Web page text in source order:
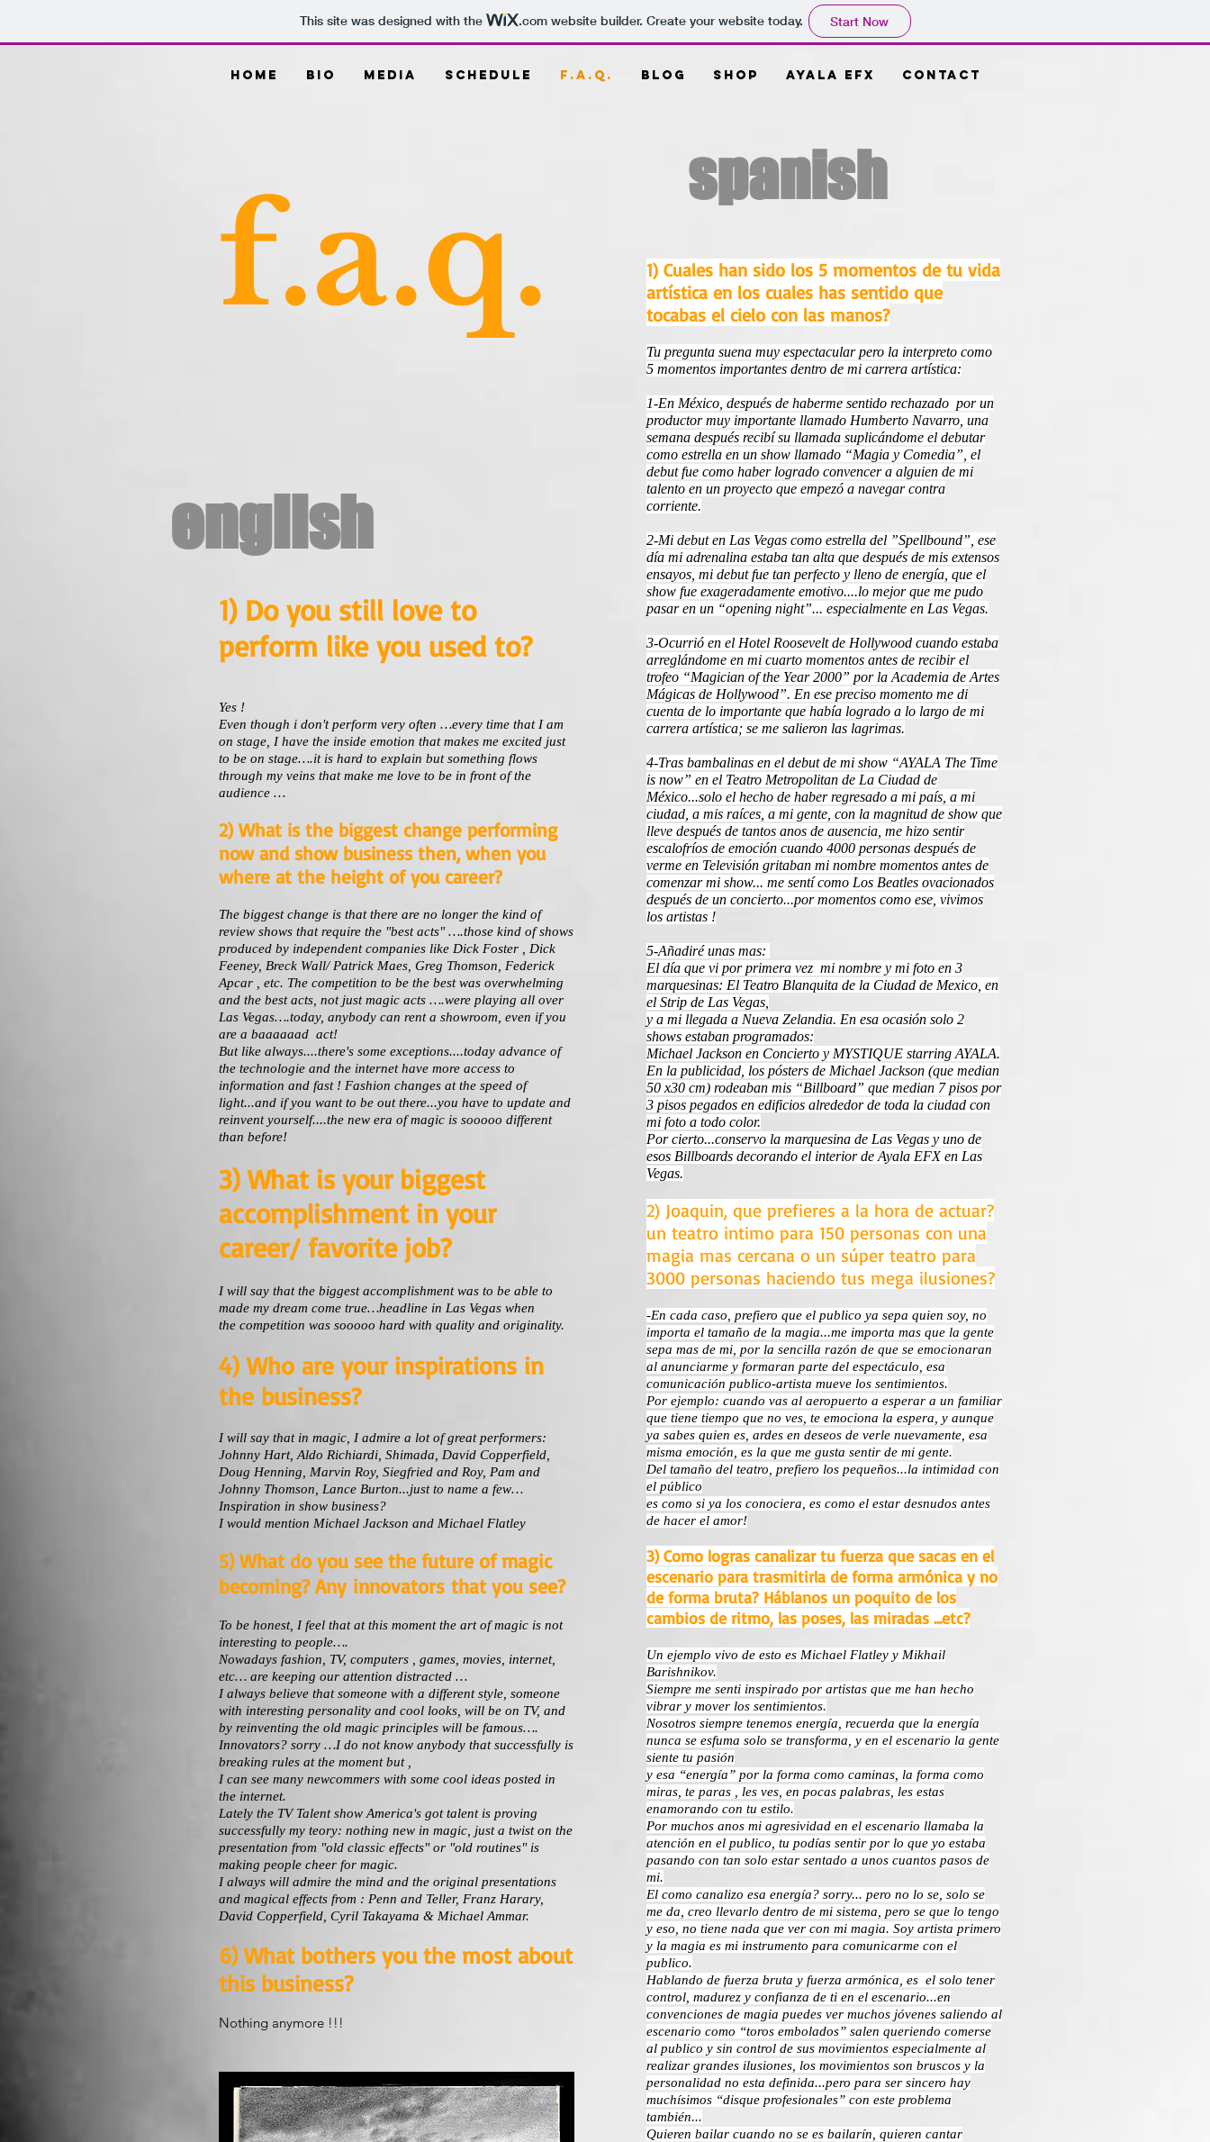
This site was designed with the .comwebsite builder. Create your website today. Start Now
Home Bio Media Schedule F.A.Q. Blog Shop Ayala EFX Contact
f.a.q.
english
1) Do you still love to
perform like you used to?
Yes !
Even though i don't perform very often …every time that I am
on stage, I have the inside emotion that makes me excited just
to be on stage….it is hard to explain but something flows
through my veins that make me love to be in front of the
audience …
2) What is the biggest change performing
now and show business then, when you
where at the height of you career?
The biggest change is that there are no longer the kind of
review shows that require the "best acts" ….those kind of shows
produced by independent companies like Dick Foster , Dick
Feeney, Breck Wall/ Patrick Maes, Greg Thomson, Federick
Apcar , etc. The competition to be the best was overwhelming
and the best acts, not just magic acts ….were playing all over
Las Vegas….today, anybody can rent a showroom, even if you
are a baaaaaad act!
But like always....there's some exceptions....today advance of
the technologie and the internet have more access to
information and fast ! Fashion changes at the speed of
light...and if you want to be out there...you have to update and
reinvent yourself....the new era of magic is sooooo different
than before!
3) What is your biggest
accomplishment in your
career/ favorite job?
I will say that the biggest accomplishment was to be able to
made my dream come true…headline in Las Vegas when
the competition was sooooo hard with quality and originality.
4) Who are your inspirations in
the business?
I will say that in magic, I admire a lot of great performers:
Johnny Hart, Aldo Richiardi, Shimada, David Copperfield,
Doug Henning, Marvin Roy, Siegfried and Roy, Pam and
Johnny Thomson, Lance Burton...just to name a few…
Inspiration in show business?
I would mention Michael Jackson and Michael Flatley
5) What do you see the future of magic
becoming? Any innovators that you see?
To be honest, I feel that at this moment the art of magic is not
interesting to people….
Nowadays fashion, TV, computers , games, movies, internet,
etc… are keeping our attention distracted …
I always believe that someone with a different style, someone
with interesting personality and cool looks, will be on TV, and
by reinventing the old magic principles will be famous….
Innovators? sorry …I do not know anybody that successfully is
breaking rules at the moment but ,
I can see many newcommers with some cool ideas posted in
the internet.
Lately the TV Talent show America's got talent is proving
successfully my teory: nothing new in magic, just a twist on the
presentation from "old classic effects" or "old routines" is
making people cheer for magic.
I always will admire the mind and the original presentations
and magical effects from : Penn and Teller, Franz Harary,
David Copperfield, Cyril Takayama & Michael Ammar.
6) What bothers you the most about
this business?
Nothing anymore !!!
spanish
1) Cuales han sido los 5 momentos de tu vida
artística en los cuales has sentido que
tocabas el cielo con las manos?
Tu pregunta suena muy espectacular pero la interpreto como
5 momentos importantes dentro de mi carrera artística:
1-En México, después de haberme sentido rechazado por un
productor muy importante llamado Humberto Navarro, una
semana después recibí su llamada suplicándome el debutar
como estrella en un show llamado “Magia y Comedia”, el
debut fue como haber logrado convencer a alguien de mi
talento en un proyecto que empezó a navegar contra
corriente.
2-Mi debut en Las Vegas como estrella del ”Spellbound”, ese
día mi adrenalina estaba tan alta que después de mis extensos
ensayos, mi debut fue tan perfecto y lleno de energía, que el
show fue exageradamente emotivo....lo mejor que me pudo
pasar en un “opening night”... especialmente en Las Vegas.
3-Ocurrió en el Hotel Roosevelt de Hollywood cuando estaba
arreglándome en mi cuarto momentos antes de recibir el
trofeo “Magician of the Year 2000” por la Academia de Artes
Mágicas de Hollywood”. En ese preciso momento me di
cuenta de lo importante que había logrado a lo largo de mi
carrera artística; se me salieron las lagrimas.
4-Tras bambalinas en el debut de mi show “AYALA The Time
is now” en el Teatro Metropolitan de La Ciudad de
México...solo el hecho de haber regresado a mi país, a mi
ciudad, a mis raíces, a mi gente, con la magnitud de show que
lleve después de tantos anos de ausencia, me hizo sentir
escalofríos de emoción cuando 4000 personas después de
verme en Televisión gritaban mi nombre momentos antes de
comenzar mi show... me sentí como Los Beatles ovacionados
después de un concierto...por momentos como ese, vivimos
los artistas !
5-Añadiré unas mas:
El día que vi por primera vez mi nombre y mi foto en 3
marquesinas: El Teatro Blanquita de la Ciudad de Mexico, en
el Strip de Las Vegas,
y a mi llegada a Nueva Zelandia. En esa ocasión solo 2
shows estaban programados:
Michael Jackson en Concierto y MYSTIQUE starring AYALA.
En la publicidad, los pósters de Michael Jackson (que median
50 x30 cm) rodeaban mis “Billboard” que median 7 pisos por
3 pisos pegados en edificios alrededor de toda la ciudad con
mi foto a todo color.
Por cierto...conservo la marquesina de Las Vegas y uno de
esos Billboards decorando el interior de Ayala EFX en Las
Vegas.
2) Joaquin, que prefieres a la hora de actuar?
un teatro intimo para 150 personas con una
magia mas cercana o un súper teatro para
3000 personas haciendo tus mega ilusiones?
-En cada caso, prefiero que el publico ya sepa quien soy, no
importa el tamaño de la magia...me importa mas que la gente
sepa mas de mi, por la sencilla razón de que se emocionaran
al anunciarme y formaran parte del espectáculo, esa
comunicación publico-artista mueve los sentimientos.
Por ejemplo: cuando vas al aeropuerto a esperar a un familiar
que tiene tiempo que no ves, te emociona la espera, y aunque
ya sabes quien es, ardes en deseos de verle nuevamente, esa
misma emoción, es la que me gusta sentir de mi gente.
Del tamaño del teatro, prefiero los pequeños...la intimidad con
el público
es como si ya los conociera, es como el estar desnudos antes
de hacer el amor!
3) Como logras canalizar tu fuerza que sacas en el
escenario para trasmitirla de forma armónica y no
de forma bruta? Háblanos un poquito de los
cambios de ritmo, las poses, las miradas ...etc?
Un ejemplo vivo de esto es Michael Flatley y Mikhail
Barishnikov.
Siempre me senti inspirado por artistas que me han hecho
vibrar y mover los sentimientos.
Nosotros siempre tenemos energía, recuerda que la energía
nunca se esfuma solo se transforma, y en el escenario la gente
siente tu pasión
y esa “energía” por la forma como caminas, la forma como
miras, te paras , les ves, en pocas palabras, les estas
enamorando con tu estilo.
Por muchos anos mi agresividad en el escenario llamaba la
atención en el publico, tu podías sentir por lo que yo estaba
pasando con tan solo estar sentado a unos cuantos pasos de
mi.
El como canalizo esa energía? sorry... pero no lo se, solo se
me da, creo llevarlo dentro de mi sistema, pero se que lo tengo
y eso, no tiene nada que ver con mi magia. Soy artista primero
y la magia es mi instrumento para comunicarme con el
publico.
Hablando de fuerza bruta y fuerza armónica, es el solo tener
control, madurez y confianza de ti en el escenario...en
convenciones de magia puedes ver muchos jóvenes saliendo al
escenario como “toros embolados” salen queriendo comerse
al publico y sin control de sus movimientos especialmente al
realizar grandes ilusiones, los movimientos son bruscos y la
personalidad no esta definida...pero para ser sincero hay
muchísimos “disque profesionales” con este problema
también...
Quieren bailar cuando no se es bailarín, quieren cantar